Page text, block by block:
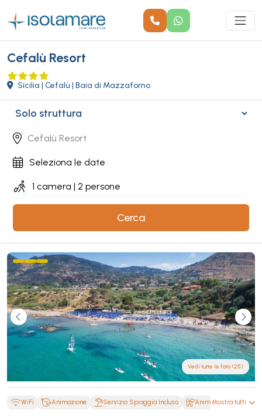
Cefalù Resort
Sicilia | Cefalù | Baia di Mazzaforno
Cerca
Vedi tutte le foto (25)
WiFi Animazione Servizio Spiaggia Incluso Animali Ammessi
Mostra tutti